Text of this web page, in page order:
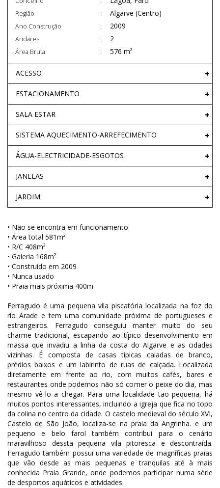
Região Algarve (Centro)
Ano Construção 2009
Andares 2
Área Bruta 576 m²
ACESSO
ESTACIONAMENTO
SALA ESTAR
SISTEMA AQUECIMENTO-ARREFECIMENTO
ÁGUA-ELECTRICIDADE-ESGOTOS
JANELAS
JARDIM
• Não se encontra em funcionamento
• Área total 581m²
• R/C 408m²
• Galeria 168m²
• Construído em 2009
• Nunca usado
• Praia mais próxima 400m
Ferragudo é uma pequena vila piscatória localizada na foz do
rio Arade e tem uma comunidade próxima de portugueses e
estrangeiros. Ferragudo conseguiu manter muito do seu
charme tradicional, escapando ao típico desenvolvimento em
massa que invadiu a linha da costa do Algarve e as cidades
vizinhas. É composta de casas típicas caiadas de branco,
prédios baixos e um labirinto de ruas de calçada. Localizada
diretamente em frente ao rio, com muitos cafés, bares e
restaurantes onde podemos não só comer o peixe do dia, mas
mesmo vê-lo a chegar. Para uma localidade tão pequena, há
muitos pontos interessantes, incluindo a igreja que fica no topo
da colina no centro da cidade. O castelo medieval do século XVI,
Castelo de São João, localiza-se na praia da Angrinha. e um
pequeno e belo farol também contribui para o cenário
maravilhoso dessta pequena vila pitoresca e descontraída.
Ferragudo também possui uma variedade de magníficas praias
que vão desde as mais pequenas e tranquilas até à mais
conhecida Praia Grande, onde podemos participar numa série
de desportos aquáticos e atividades.